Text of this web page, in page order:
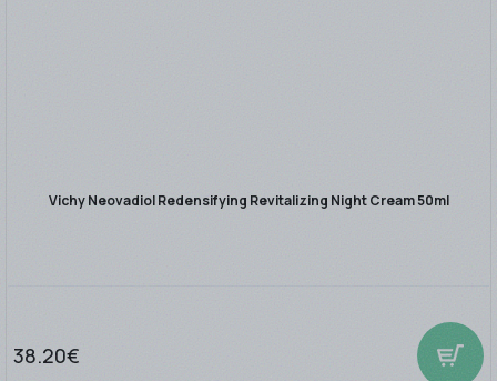
Vichy Neovadiol Redensifying Revitalizing Night Cream 50ml
38.20€